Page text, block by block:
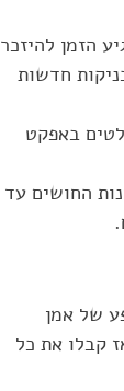
הזמן להיזכר
חדשות
באפקט
החושים עד
ה-13. כל מי שחווה מופע של אמן
קבלו את כל